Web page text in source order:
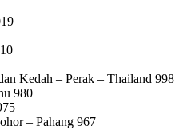
Kedah – Perak – Thailand 998
980
– Pahang 967